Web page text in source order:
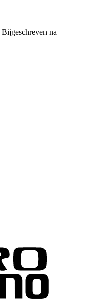
Bijgeschreven na